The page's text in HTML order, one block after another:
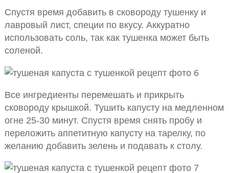
Спустя время добавить в сковороду тушенку и
лавровый лист, специи по вкусу. Аккуратно
использовать соль, так как тушенка может быть
соленой.
Все ингредиенты перемешать и прикрыть
сковороду крышкой. Тушить капусту на медленном
огне 25-30 минут. Спустя время снять пробу и
переложить аппетитную капусту на тарелку, по
желанию добавить зелень и подавать к столу.